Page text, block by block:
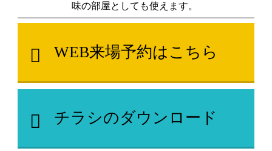
味の部屋としても使えます。
WEB来場予約はこちら
チラシのダウンロード